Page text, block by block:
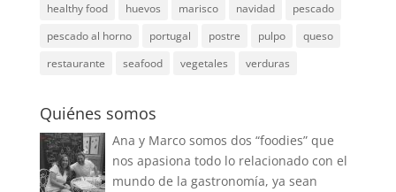
healthy food
huevos marisco navidad
pescado
pescado al horno
portugal postre pulpo
queso
restaurante
seafood vegetales verduras
Quiénes somos
Ana y Marco somos dos “foodies” que
nos apasiona todo lo relacionado con el
mundo de la gastronomía, ya sean